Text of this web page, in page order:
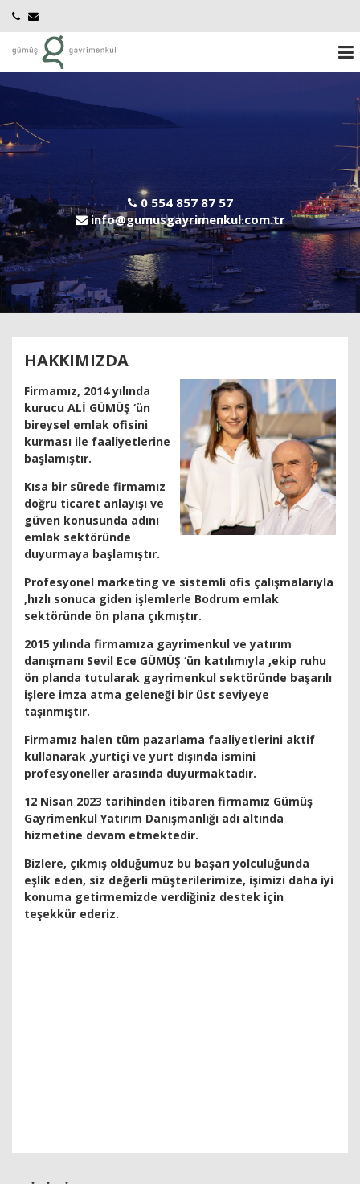
0 554 857 87 57
info@gumusgayrimenkul.com.tr
HAKKIMIZDA
Firmamız, 2014 yılında
kurucu ALİ GÜMÜŞ ‘ün
bireysel emlak ofisini
kurması ile faaliyetlerine
başlamıştır.
Kısa bir sürede firmamız
doğru ticaret anlayışı ve
güven konusunda adını
emlak sektöründe
duyurmaya başlamıştır.
Profesyonel marketing ve sistemli ofis çalışmalarıyla
,hızlı sonuca giden işlemlerle Bodrum emlak
sektöründe ön plana çıkmıştır.
2015 yılında firmamıza gayrimenkul ve yatırım
danışmanı Sevil Ece GÜMÜŞ ‘ün katılımıyla ,ekip ruhu
ön planda tutularak gayrimenkul sektöründe başarılı
işlere imza atma geleneği bir üst seviyeye
taşınmıştır.
Firmamız halen tüm pazarlama faaliyetlerini aktif
kullanarak ,yurtiçi ve yurt dışında ismini
profesyoneller arasında duyurmaktadır.
12 Nisan 2023 tarihinden itibaren firmamız Gümüş
Gayrimenkul Yatırım Danışmanlığı adı altında
hizmetine devam etmektedir.
Bizlere, çıkmış olduğumuz bu başarı yolculuğunda
eşlik eden, siz değerli müşterilerimize, işimizi daha iyi
konuma getirmemizde verdiğiniz destek için
teşekkür ederiz.